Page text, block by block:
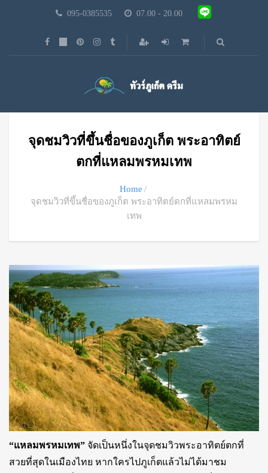
095-0385535 07.00 - 20.00
จุดชมวิวที่ขึ้นชื่อของภูเก็ต พระอาทิตย์
ตกที่แหลมพรหมเทพ
Home
จุดชมวิวที่ขึ้นชื่อของภูเก็ต พระอาทิตย์ตกที่แหลมพรหม
เทพ
“แหลมพรหมเทพ” จัดเป็นหนึ่งในจุดชมวิวพระอาทิตย์ตกที่
สวยที่สุดในเมืองไทย หากใครไปภูเก็ตแล้วไม่ได้มาชม